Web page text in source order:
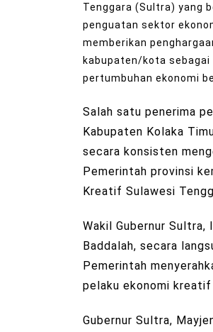
Tenggara (Sultra) yang
penguatan sektor
memberikan
kabupaten/kota
pertumbuhan ekonomi
Salah satu penerima
Kabupaten Kolaka
secara konsisten
Pemerintah provinsi
Kreatif Sulawesi
Wakil Gubernur Sultra,
Baddalah, secara
Pemerintah
pelaku ekonomi kreatif
Gubernur Sultra,